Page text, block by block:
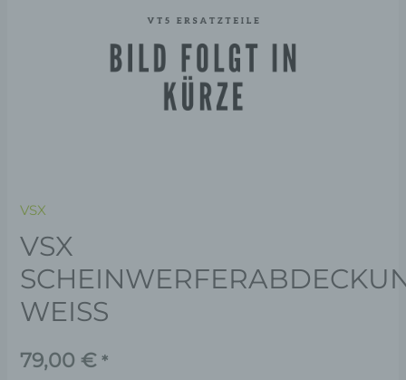
VSX
VSX
WEISS
79,00 € *